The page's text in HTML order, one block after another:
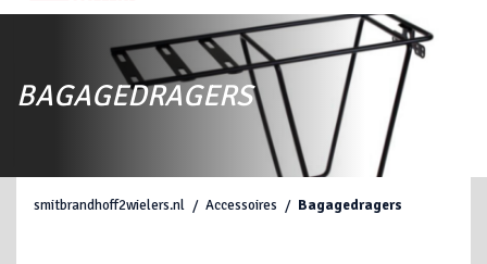
BAGAGEDRAGERS
smitbrandhoff2wielers.nl Accessoires Bagagedragers